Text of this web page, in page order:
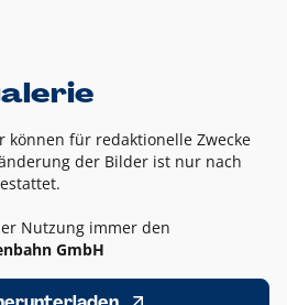
können für redaktionelle Zwecke
der Bilder ist nur nach
Nutzung immer den
GmbH